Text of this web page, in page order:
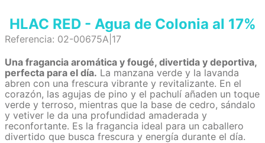
HLAC RED - Agua de Colonia al 17%
Referencia: 02-00675A|17
Una fragancia aromática y fougé, divertida y deportiva,
perfecta para el día. La manzana verde y la lavanda
abren con una frescura vibrante y revitalizante. En el
corazón, las agujas de pino y el pachulí añaden un toque
verde y terroso, mientras que la base de cedro, sándalo
y vetiver le da una profundidad amaderada y
reconfortante. Es la fragancia ideal para un caballero
divertido que busca frescura y energía durante el día.